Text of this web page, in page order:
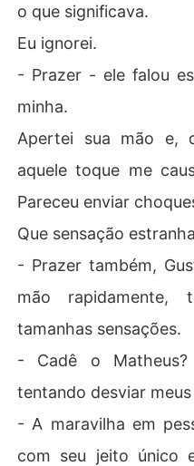
o que significava.
Eu ignorei.
- Prazer - ele falou
minha.
Apertei sua mão e,
aquele toque me
Pareceu enviar
Que sensação
- Prazer também,
mão rapidamente,
tamanhas sensações.
- Cadê o
tentando desviar
- A maravilha em
com seu jeito único